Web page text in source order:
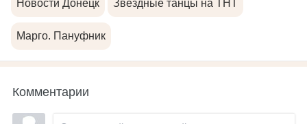
Новости Донецк Звездные танцы на ТНТ
Марго. Пануфник
Комментарии